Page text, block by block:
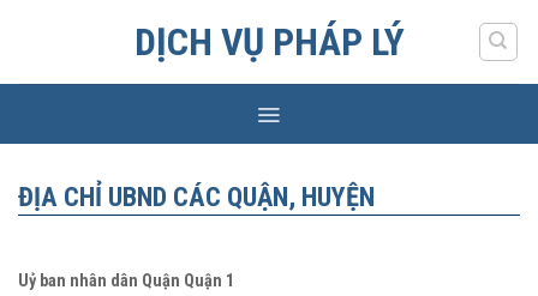
DỊCH VỤ PHÁP LÝ
ĐỊA CHỈ UBND CÁC QUẬN, HUYỆN
Uỷ ban nhân dân Quận Quận 1